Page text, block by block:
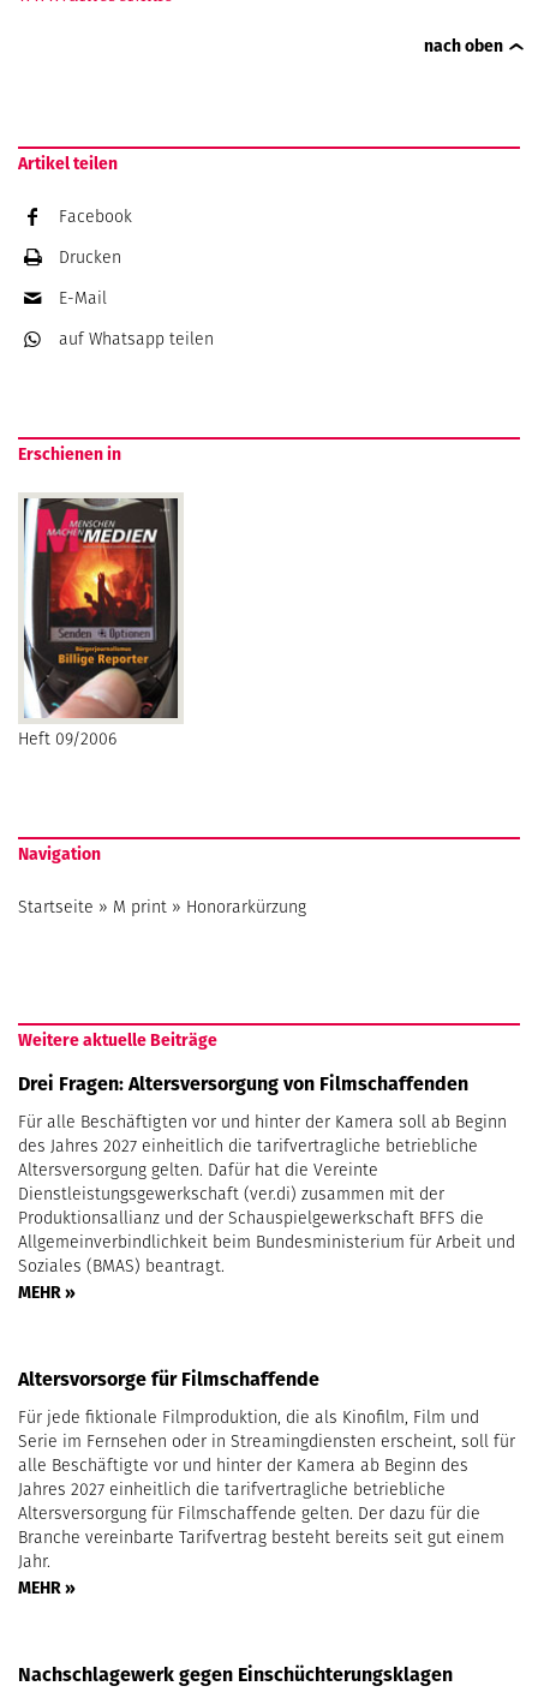
nach oben
Artikel teilen
Facebook
Drucken
E-Mail
auf Whatsapp teilen
Erschienen in
Heft 09/2006
Navigation
Startseite » M print » Honorarkürzung
Weitere aktuelle Beiträge
Drei Fragen: Altersversorgung von Filmschaffenden
Für alle Beschäftigten vor und hinter der Kamera soll ab Beginn
des Jahres 2027 einheitlich die tarifvertragliche betriebliche
Altersversorgung gelten. Dafür hat die Vereinte
Dienstleistungsgewerkschaft (ver.di) zusammen mit der
Produktionsallianz und der Schauspielgewerkschaft BFFS die
Allgemeinverbindlichkeit beim Bundesministerium für Arbeit und
Soziales (BMAS) beantragt.
MEHR »
Altersvorsorge für Filmschaffende
Für jede fiktionale Filmproduktion, die als Kinofilm, Film und
Serie im Fernsehen oder in Streamingdiensten erscheint, soll für
alle Beschäftigte vor und hinter der Kamera ab Beginn des
Jahres 2027 einheitlich die tarifvertragliche betriebliche
Altersversorgung für Filmschaffende gelten. Der dazu für die
Branche vereinbarte Tarifvertrag besteht bereits seit gut einem
Jahr.
MEHR »
Nachschlagewerk gegen Einschüchterungsklagen